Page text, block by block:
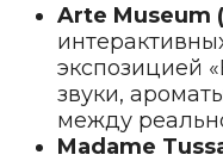
Arte Museum
экспозицией
звуки,
между
Madame